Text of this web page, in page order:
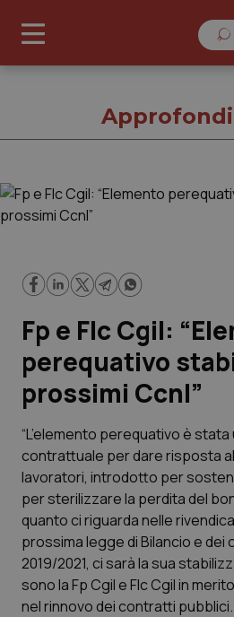
Governo e Parlamento
Regioni e Asl
Lavoro e Professioni
Scienza e Farmaci
Studi e Analisi
Lettere al direttore
Edizioni Regionali
Fp e Flc Cgil:
perequativo
prossimi Ccnl”
“L’elemento perequativo è
contrattuale per dare risposta
lavoratori, introdotto per
per sterilizzare la perdita del
quanto ci riguarda nelle
prossima legge di Bilancio e dei
2019/2021, ci sarà la sua
sono la Fp Cgil e Flc Cgil in
nel rinnovo dei contratti pubblici.